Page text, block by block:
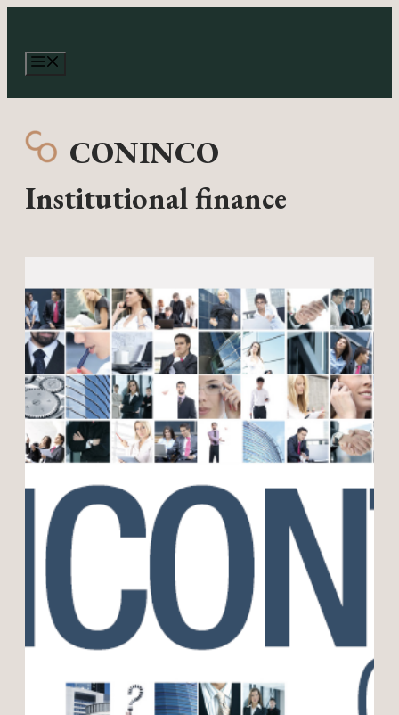
contenu
CONINCO
Institutional finance